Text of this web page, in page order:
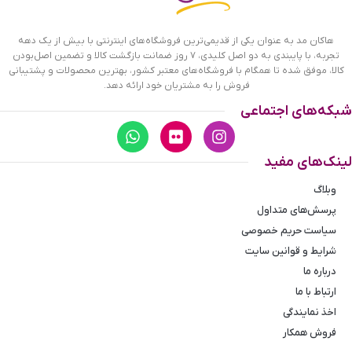
این شات برای استفاده در کافی بار بسیار مناسب
است. از این شات میتوانید به عنوان یک هدیه
خاص جهت یادگاری استفاده کنید.
هاکان مد به عنوان یکی از قدیمی‌ترین فروشگاه‌های اینترنتی با بیش از یک دهه
تجربه، با پایبندی به دو اصل کلیدی، ۷ روز ضمانت بازگشت کالا و تضمین اصل‌بودن
کالا، موفق شده تا همگام با فروشگاه‌های معتبر کشور، بهترین محصولات و پشتیبانی
فروش را به مشتریان خود ارائه دهد.
شبکه‌های اجتماعی
لینک‌های مفید
وبلاگ
پرسش‌های متداول
سیاست حریم خصوصی
شرایط و قوانین سایت
درباره ما
ارتباط با ما
اخذ نمایندگی
فروش همکار